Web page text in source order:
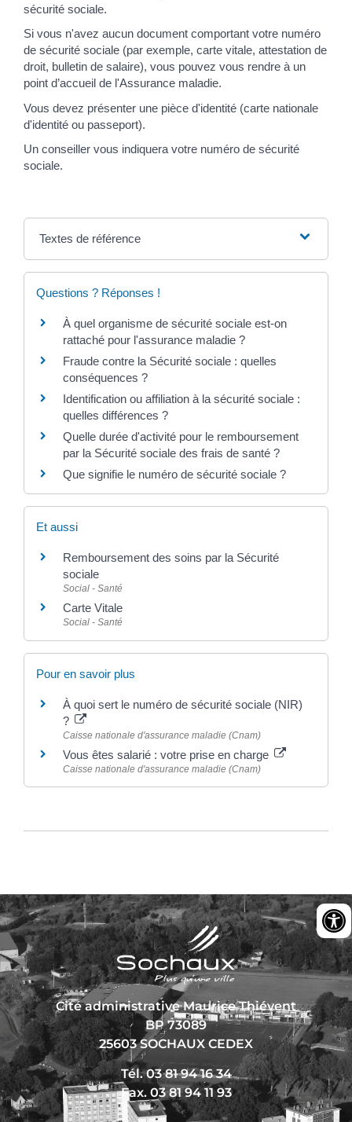
sécurité sociale.
Si vous n'avez aucun document comportant votre numéro
de sécurité sociale (par exemple, carte vitale, attestation de
droit, bulletin de salaire), vous pouvez vous rendre à un
point d’accueil de l'Assurance maladie.
Vous devez présenter une pièce d'identité (carte nationale
d'identité ou passeport).
Un conseiller vous indiquera votre numéro de sécurité
sociale.
Textes de référence
Questions ? Réponses !
À quel organisme de sécurité sociale est-on
rattaché pour l'assurance maladie ?
Fraude contre la Sécurité sociale : quelles
conséquences ?
Identification ou affiliation à la sécurité sociale :
quelles différences ?
Quelle durée d'activité pour le remboursement
par la Sécurité sociale des frais de santé ?
Que signifie le numéro de sécurité sociale ?
Et aussi
Remboursement des soins par la Sécurité
sociale
Social - Santé
Carte Vitale
Social - Santé
Pour en savoir plus
À quoi sert le numéro de sécurité sociale (NIR)
?
Caisse nationale d'assurance maladie (Cnam)
Vous êtes salarié : votre prise en charge
Caisse nationale d'assurance maladie (Cnam)
Cité administrative Maurice Thiévent
BP 73089
25603 SOCHAUX CEDEX
Tél. 03 81 94 16 34
Fax. 03 81 94 11 93